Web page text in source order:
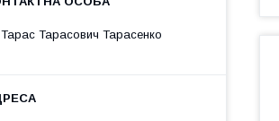
Тарас Тарасович Тарасенко